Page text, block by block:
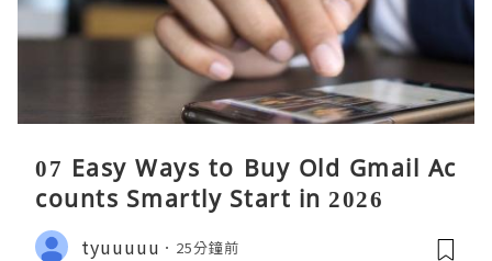
07 Easy Ways to Buy Old Gmail Ac
counts Smartly Start in 2026
tyuuuuu 25分鐘前